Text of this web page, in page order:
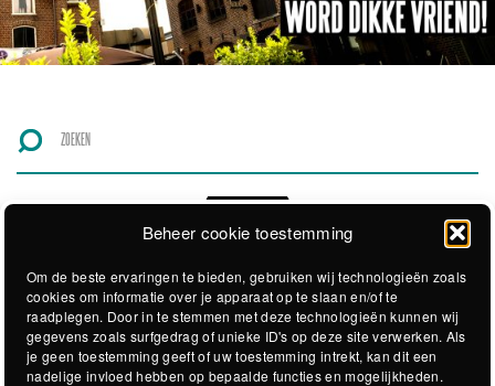
Beheer cookie toestemming
Om de beste ervaringen te bieden, gebruiken wij technologieën zoals
cookies om informatie over je apparaat op te slaan en/of te
raadplegen. Door in te stemmen met deze technologieën kunnen wij
gegevens zoals surfgedrag of unieke ID's op deze site verwerken. Als
je geen toestemming geeft of uw toestemming intrekt, kan dit een
nadelige invloed hebben op bepaalde functies en mogelijkheden.